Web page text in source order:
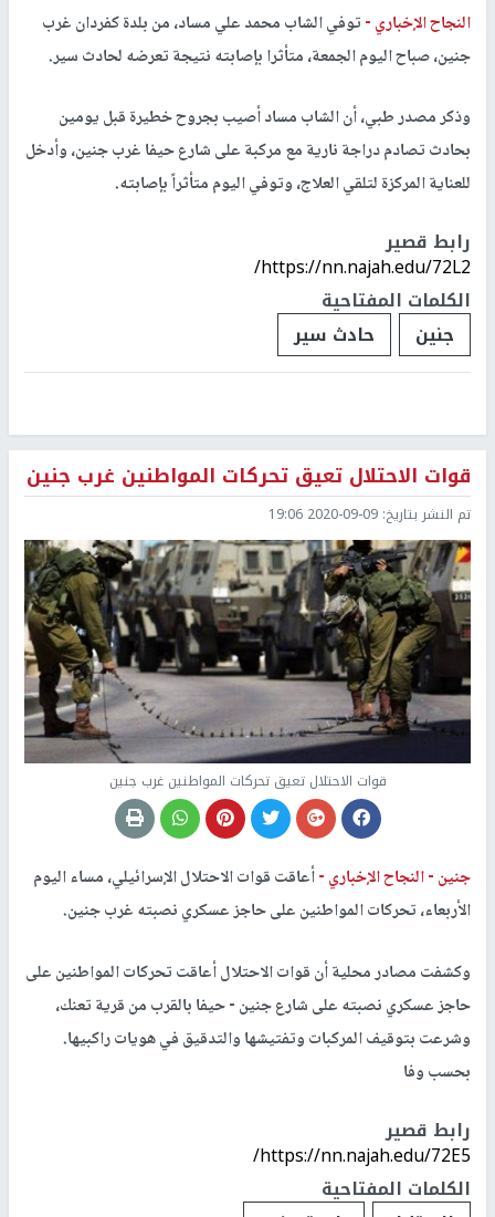
النجاح الإخباري -توفي الشاب محمد علي مساد، من بلدة كفردان غرب
جنين، صباح اليوم الجمعة، متأثرا بإصابته نتيجة تعرضه لحادث سير.
وذكر مصدر طبي، أن الشاب مساد أصيب بجروح خطيرة قبل يومين
بحادث تصادم دراجة نارية مع مركبة على شارع حيفا غرب جنين، وأدخل
للعناية المركزة لتلقي العلاج، وتوفي اليوم متأثراً بإصابته.
رابط قصير
https://nn.najah.edu/72L2/
الكلمات المفتاحية
جنين
حادث سير
قوات الاحتلال تعيق تحركات المواطنين غرب جنين
تم النشر بتاريخ: 2020-09-09 19:06
قوات الاحتلال تعيق تحركات المواطنين غرب جنين
جنين -النجاح الإخباري -أعاقت قوات الاحتلال الإسرائيلي، مساء اليوم
الأربعاء، تحركات المواطنين على حاجز عسكري نصبته غرب جنين.
وكشفت مصادر محلية أن قوات الاحتلال أعاقت تحركات المواطنين على
حاجز عسكري نصبته على شارع جنين - حيفا بالقرب من قرية تعنك،
وشرعت بتوقيف المركبات وتفتيشها والتدقيق في هويات راكبيها.
بحسب وفا
رابط قصير
https://nn.najah.edu/72E5/
الكلمات المفتاحية